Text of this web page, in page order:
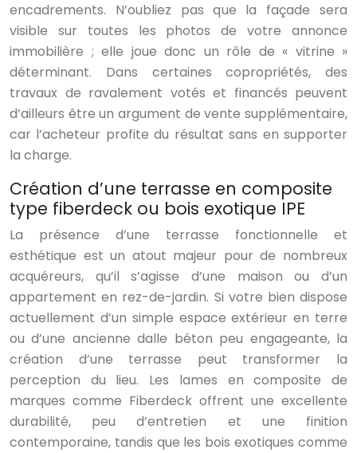
encadrements. N’oubliez pas que la façade sera
visible sur toutes les photos de votre annonce
immobilière ; elle joue donc un rôle de « vitrine »
déterminant. Dans certaines copropriétés, des
travaux de ravalement votés et financés peuvent
d’ailleurs être un argument de vente supplémentaire,
car l’acheteur profite du résultat sans en supporter
la charge.
Création d’une terrasse en composite
type fiberdeck ou bois exotique IPE
La présence d’une terrasse fonctionnelle et
esthétique est un atout majeur pour de nombreux
acquéreurs, qu’il s’agisse d’une maison ou d’un
appartement en rez-de-jardin. Si votre bien dispose
actuellement d’un simple espace extérieur en terre
ou d’une ancienne dalle béton peu engageante, la
création d’une terrasse peut transformer la
perception du lieu. Les lames en composite de
marques comme Fiberdeck offrent une excellente
durabilité, peu d’entretien et une finition
contemporaine, tandis que les bois exotiques comme